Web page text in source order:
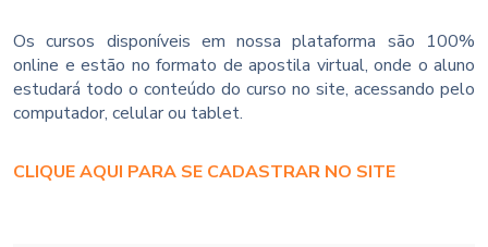
Os cursos disponíveis em nossa plataforma são 100%
online e estão no formato de apostila virtual, onde o aluno
estudará todo o conteúdo do curso no site, acessando pelo
computador, celular ou tablet.
CLIQUE AQUI PARA SE CADASTRAR NO SITE